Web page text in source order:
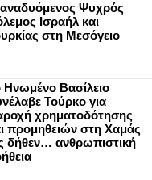
Ψυχρός
Ισραήλ και
στη Μεσόγειο
Ηνωμένο Βασίλειο
Τούρκο για
χρηματοδότησης
προμηθειών στη Χαμάς
δήθεν… ανθρωπιστική